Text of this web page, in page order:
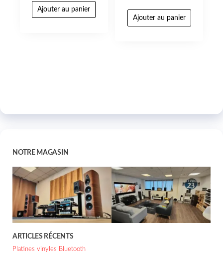
Ajouter au panier
Ajouter au panier
NOTRE MAGASIN
ARTICLES RÉCENTS
Platines vinyles Bluetooth